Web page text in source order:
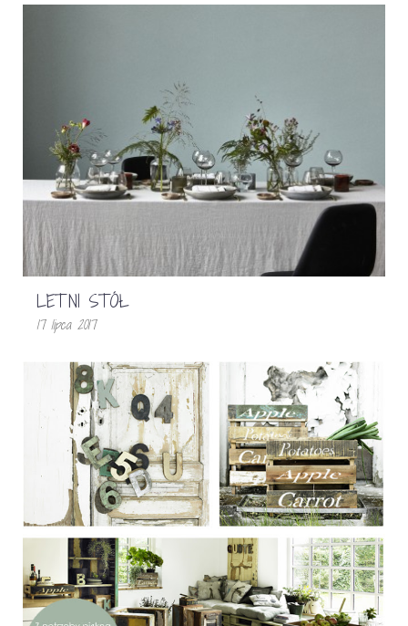
LETNI STÓŁ
17 lipca 2017